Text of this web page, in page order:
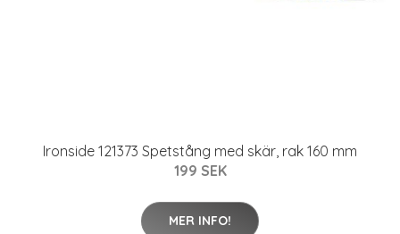
Ironside 121373 Spetstång med skär, rak 160 mm
199 SEK
MER INFO!